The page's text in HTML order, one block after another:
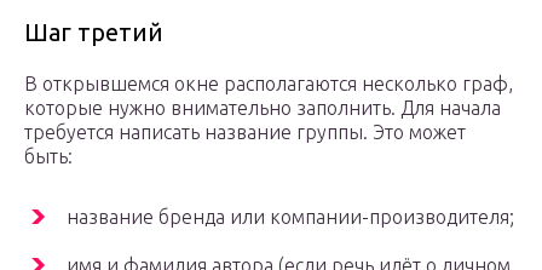
Шаг третий
В открывшемся окне располагаются несколько граф,
которые нужно внимательно заполнить. Для начала
требуется написать название группы. Это может
быть:
название бренда или компании-производителя;
имя и фамилия автора (если речь идёт о личном